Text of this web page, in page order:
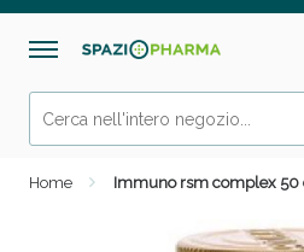
Home Immuno rsm complex 50